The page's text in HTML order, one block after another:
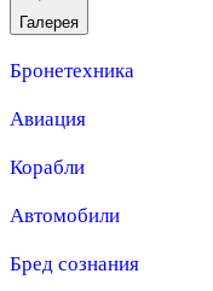
Галерея
Бронетехника
Авиация
Корабли
Автомобили
Бред сознания